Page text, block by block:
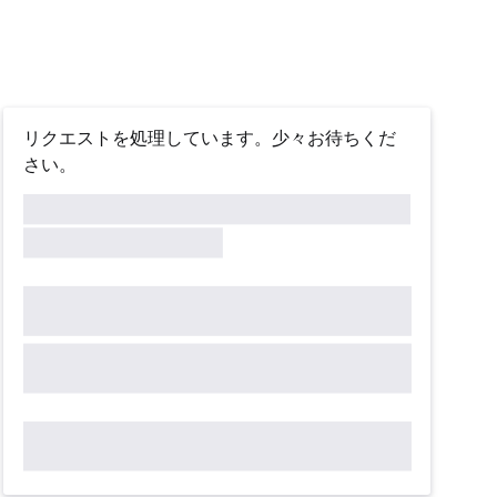
リクエストを処理しています。少々お待ちくだ
さい。